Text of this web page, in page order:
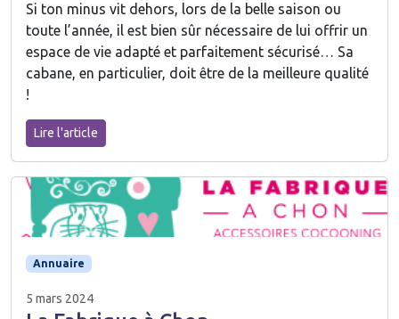
Si ton minus vit dehors, lors de la belle saison ou
toute l’année, il est bien sûr nécessaire de lui offrir un
espace de vie adapté et parfaitement sécurisé… Sa
cabane, en particulier, doit être de la meilleure qualité
!
Lire l'article
Annuaire
5 mars 2024